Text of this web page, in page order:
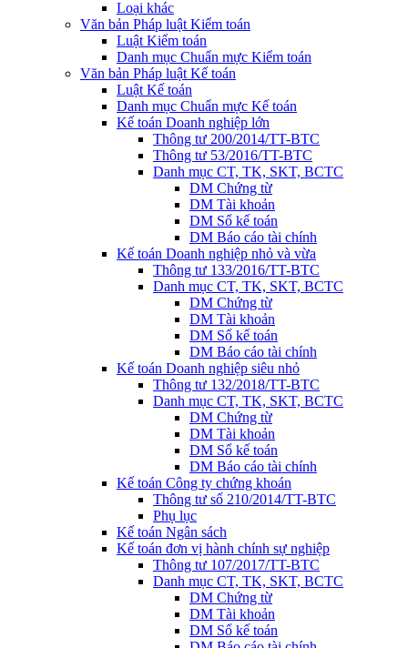
Loại khác
Văn bản Pháp luật Kiểm toán
Luật Kiểm toán
Danh mục Chuẩn mực Kiểm toán
Văn bản Pháp luật Kế toán
Luật Kế toán
Danh mục Chuẩn mực Kế toán
Kế toán Doanh nghiệp lớn
Thông tư 200/2014/TT-BTC
Thông tư 53/2016/TT-BTC
Danh mục CT, TK, SKT, BCTC
DM Chứng từ
DM Tài khoản
DM Sổ kế toán
DM Báo cáo tài chính
Kế toán Doanh nghiệp nhỏ và vừa
Thông tư 133/2016/TT-BTC
Danh mục CT, TK, SKT, BCTC
DM Chứng từ
DM Tài khoản
DM Sổ kế toán
DM Báo cáo tài chính
Kế toán Doanh nghiệp siêu nhỏ
Thông tư 132/2018/TT-BTC
Danh mục CT, TK, SKT, BCTC
DM Chứng từ
DM Tài khoản
DM Sổ kế toán
DM Báo cáo tài chính
Kế toán Công ty chứng khoán
Thông tư số 210/2014/TT-BTC
Phụ lục
Kế toán Ngân sách
Kế toán đơn vị hành chính sự nghiệp
Thông tư 107/2017/TT-BTC
Danh mục CT, TK, SKT, BCTC
DM Chứng từ
DM Tài khoản
DM Sổ kế toán